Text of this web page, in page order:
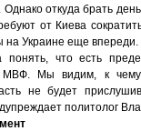
откуда брать
от Киева
на Украине еще впереди.
понять, что есть
МВФ. Мы видим, к чему
не будет
политолог